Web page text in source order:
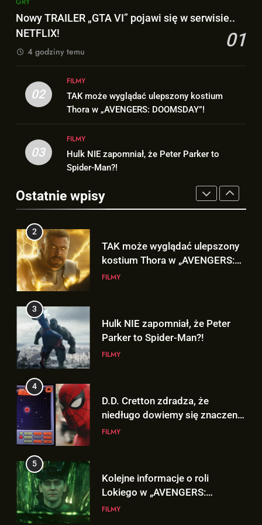
ogromnego sukcesu filmu
się w serwisie.. NETFLIX!
GRY
2
TAK może wyglądać ulepszony
FILMY
3
Hulk NIE zapomniał, że Peter
Parker to Spider-Man?!
4
D.D. Cretton zdradza, że
niedługo dowiemy się znaczenia
sceny po napisach „SPIDER-
MAN: BRAND NEW DAY”!
5
Kolejne informacje o roli
Lokiego w „AVENGERS:
DOOMSDAY”!
6
Trailer „AVENGERS: ENDGAME
ENCORE” nadchodzi!
Nowy TRAILER „GTA VI” pojawi się w serwisie..
NETFLIX!
01
4 godziny temu
02
FILMY
TAK może wyglądać ulepszony kostium
Thora w „AVENGERS: DOOMSDAY”!
03
FILMY
Hulk NIE zapomniał, że Peter Parker to
Spider-Man?!
Ostatnie wpisy
Wiemy KTO stoi za niesamowitą
Bracia Russo gratulują
ogromnego sukcesu filmu
1
Nowy TRAILER „GTA VI” pojawi
się w serwisie.. NETFLIX!
GRY
2
TAK może wyglądać ulepszony
kostium Thora w „AVENGERS:
DOOMSDAY”!
FILMY
3
Hulk NIE zapomniał, że Peter
Parker to Spider-Man?!
FILMY
4
D.D. Cretton zdradza, że
niedługo dowiemy się znaczenia
sceny po napisach „SPIDER-
FILMY
5
Kolejne informacje o roli
Lokiego w „AVENGERS:
DOOMSDAY”!
FILMY